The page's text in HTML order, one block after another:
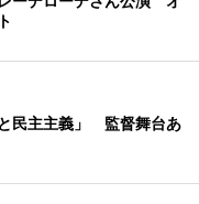
民主主義」 監督舞台あ